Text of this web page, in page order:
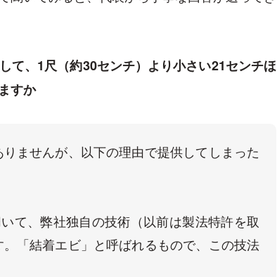
、1尺（約30センチ）より小さい21センチほ
すか
ませんが、以下の理由で提供してしまった
て、弊社独自の技術（以前は製法特許を取
「結着エビ」と呼ばれるもので、この技法